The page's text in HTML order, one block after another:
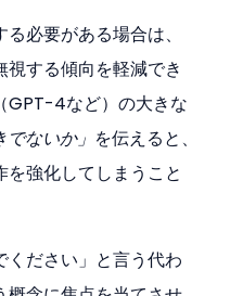
必要がある場合は、
する傾向を軽減でき
GPT-4など）の大きな
でないか」 を伝えると、
を強化してしまうこと
ください」と言う代わ